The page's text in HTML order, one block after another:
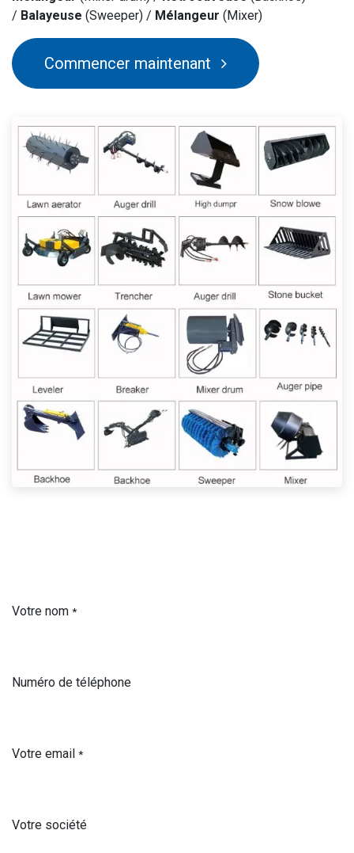
/ Balayeuse (Sweeper) / Mélangeur (Mixer)
Commencer maintenant
Votre nom *
Numéro de téléphone
Votre email *
Votre société